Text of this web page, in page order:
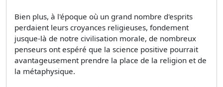
Bien plus, à l'époque où un grand nombre d'esprits
perdaient leurs croyances religieuses, fondement
jusque-là de notre civilisation morale, de nombreux
penseurs ont espéré que la science positive pourrait
avantageusement prendre la place de la religion et de
la métaphysique.